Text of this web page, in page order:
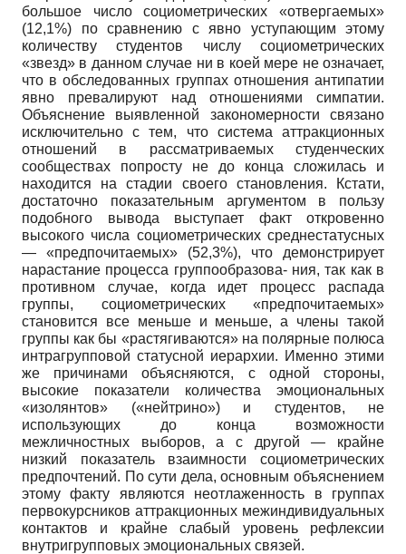
большое число социоме­трических «отвергаемых»
(12,1%) по сравнению с явно уступающим этому
количеству студентов числу социомет­рических
«звезд» в данном случае ни в коей мере не означает,
что в обследованных группах отношения антипатии
явно превалируют над отношениями симпатии.
Объяснение выявленной закономерности связано
исключительно с тем, что система аттракционных
отношений в рассматриваемых студенческих
сообществах попросту не до конца сложилась и
находится на стадии своего становления. Кстати,
достаточно показательным аргументом в пользу
подобного вывода выступает факт откровенно
высокого числа социометри­ческих среднестатусных
— «предпочитаемых» (52,3%), что демонстрирует
нарастание процесса группообразова- ния, так как в
противном случае, когда идет процесс распада
группы, социоме­трических «предпочитаемых»
становится все меньше и меньше, а члены такой
группы как бы «растягиваются» на полярные полюса
интрагрупповой статусной иерархии. Именно этими
же причинами объясняются, с одной стороны,
высокие показатели количества эмоциональных
«изолянтов» («нейтрино») и студентов, не
использующих до конца возможности
межличностных выборов, а с другой — крайне
низкий показатель взаимности социометриче­ских
предпочтений. По сути дела, основным объяснением
этому факту являются неотлаженность в группах
первокурсников аттракционных межинди­видуальных
контактов и крайне слабый уровень рефлексии
внутригрупповых эмоциональных связей.